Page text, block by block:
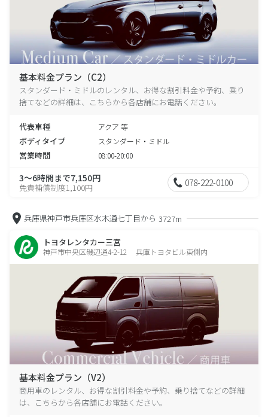
基本料金プラン（C2）
スタンダード・ミドルのレンタル、お得な割引料金や予約、乗り
捨てなどの詳細は、こちらから各店舗にお電話ください。
代表車種 アクア 等
ボディタイプ スタンダード・ミドル
営業時間 08:00-20:00
3～6時間まで7,150円
免責補償制度1,100円 078-222-0100
兵庫県神戸市兵庫区水木通七丁目から 3727m
トヨタレンタカー三宮
神戸市中央区磯辺通4-2-12 兵庫トヨタビル東側内
基本料金プラン（V2）
商用車のレンタル、お得な割引料金や予約、乗り捨てなどの詳細
は、こちらから各店舗にお電話ください。